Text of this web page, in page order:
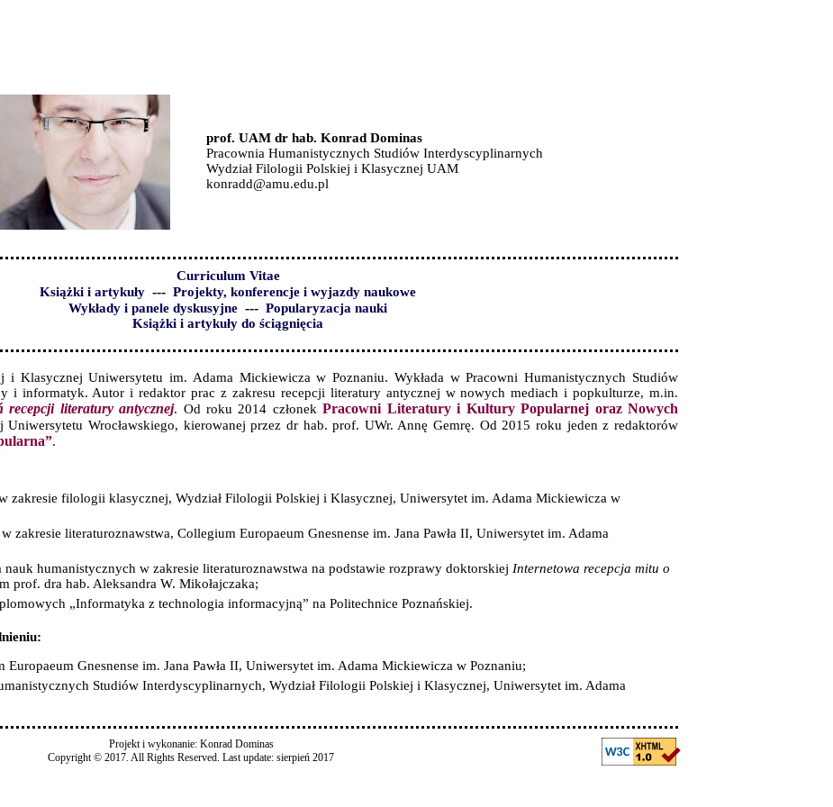
prof. UAM dr hab. Konrad Dominas
Pracownia Humanistycznych Studiów Interdyscyplinarnych
Wydział Filologii Polskiej i Klasycznej UAM
konradd@amu.edu.pl
Curriculum Vitae
Książki i artykuły --- Projekty, konferencje i wyjazdy naukowe
Wykłady i panele dyskusyjne --- Popularyzacja nauki
Książki i artykuły do ściągnięcia
Klasycznej Uniwersytetu im. Adama Mickiewicza w Poznaniu. Wykłada w Pracowni Humanistycznych Studiów
i informatyk. Autor i redaktor prac z zakresu recepcji literatury antycznej w nowych mediach i popkulturze, m.in.
recepcji literatury antycznej. Od roku 2014 członekPracowni Literatury i Kultury Popularnej oraz Nowych
Wrocławskiego, kierowanej przez dr hab. prof. UWr. Annę Gemrę. Od 2015 roku jeden z redaktorów
.
zakresie filologii klasycznej, Wydział Filologii Polskiej i Klasycznej, Uniwersytet im. Adama Mickiewicza w
zakresie literaturoznawstwa, Collegium Europaeum Gnesnense im. Jana Pawła II, Uniwersytet im. Adama
humanistycznych w zakresie literaturoznawstwa na podstawie rozprawy doktorskiej Internetowa recepcja mitu o
prof. dra hab. Aleksandra W. Mikołajczaka;
„Informatyka z technologia informacyjną” na Politechnice Poznańskiej.
Gnesnense im. Jana Pawła II, Uniwersytet im. Adama Mickiewicza w Poznaniu;
Studiów Interdyscyplinarnych, Wydział Filologii Polskiej i Klasycznej, Uniwersytet im. Adama
Projekt i wykonanie: Konrad Dominas
Copyright © 2017. All Rights Reserved. Last update: sierpień 2017